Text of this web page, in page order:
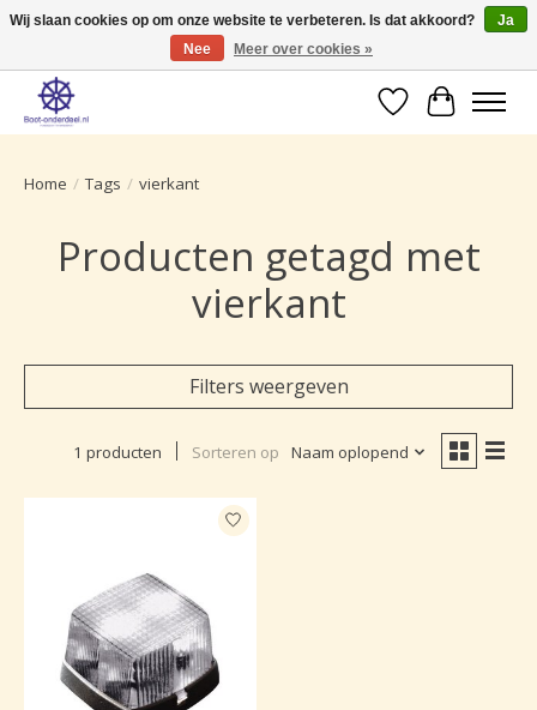
Ruime selectie producten voor uw boot onderhoud.
Verlanglijst
Home / Tags / vierkant
Producten getagd met
vierkant
Filters weergeven
1 producten Sorteren op Naam oplopend
Wij slaan cookies op om onze website te verbeteren. Is dat akkoord?
Ja
Nee
Meer over cookies »